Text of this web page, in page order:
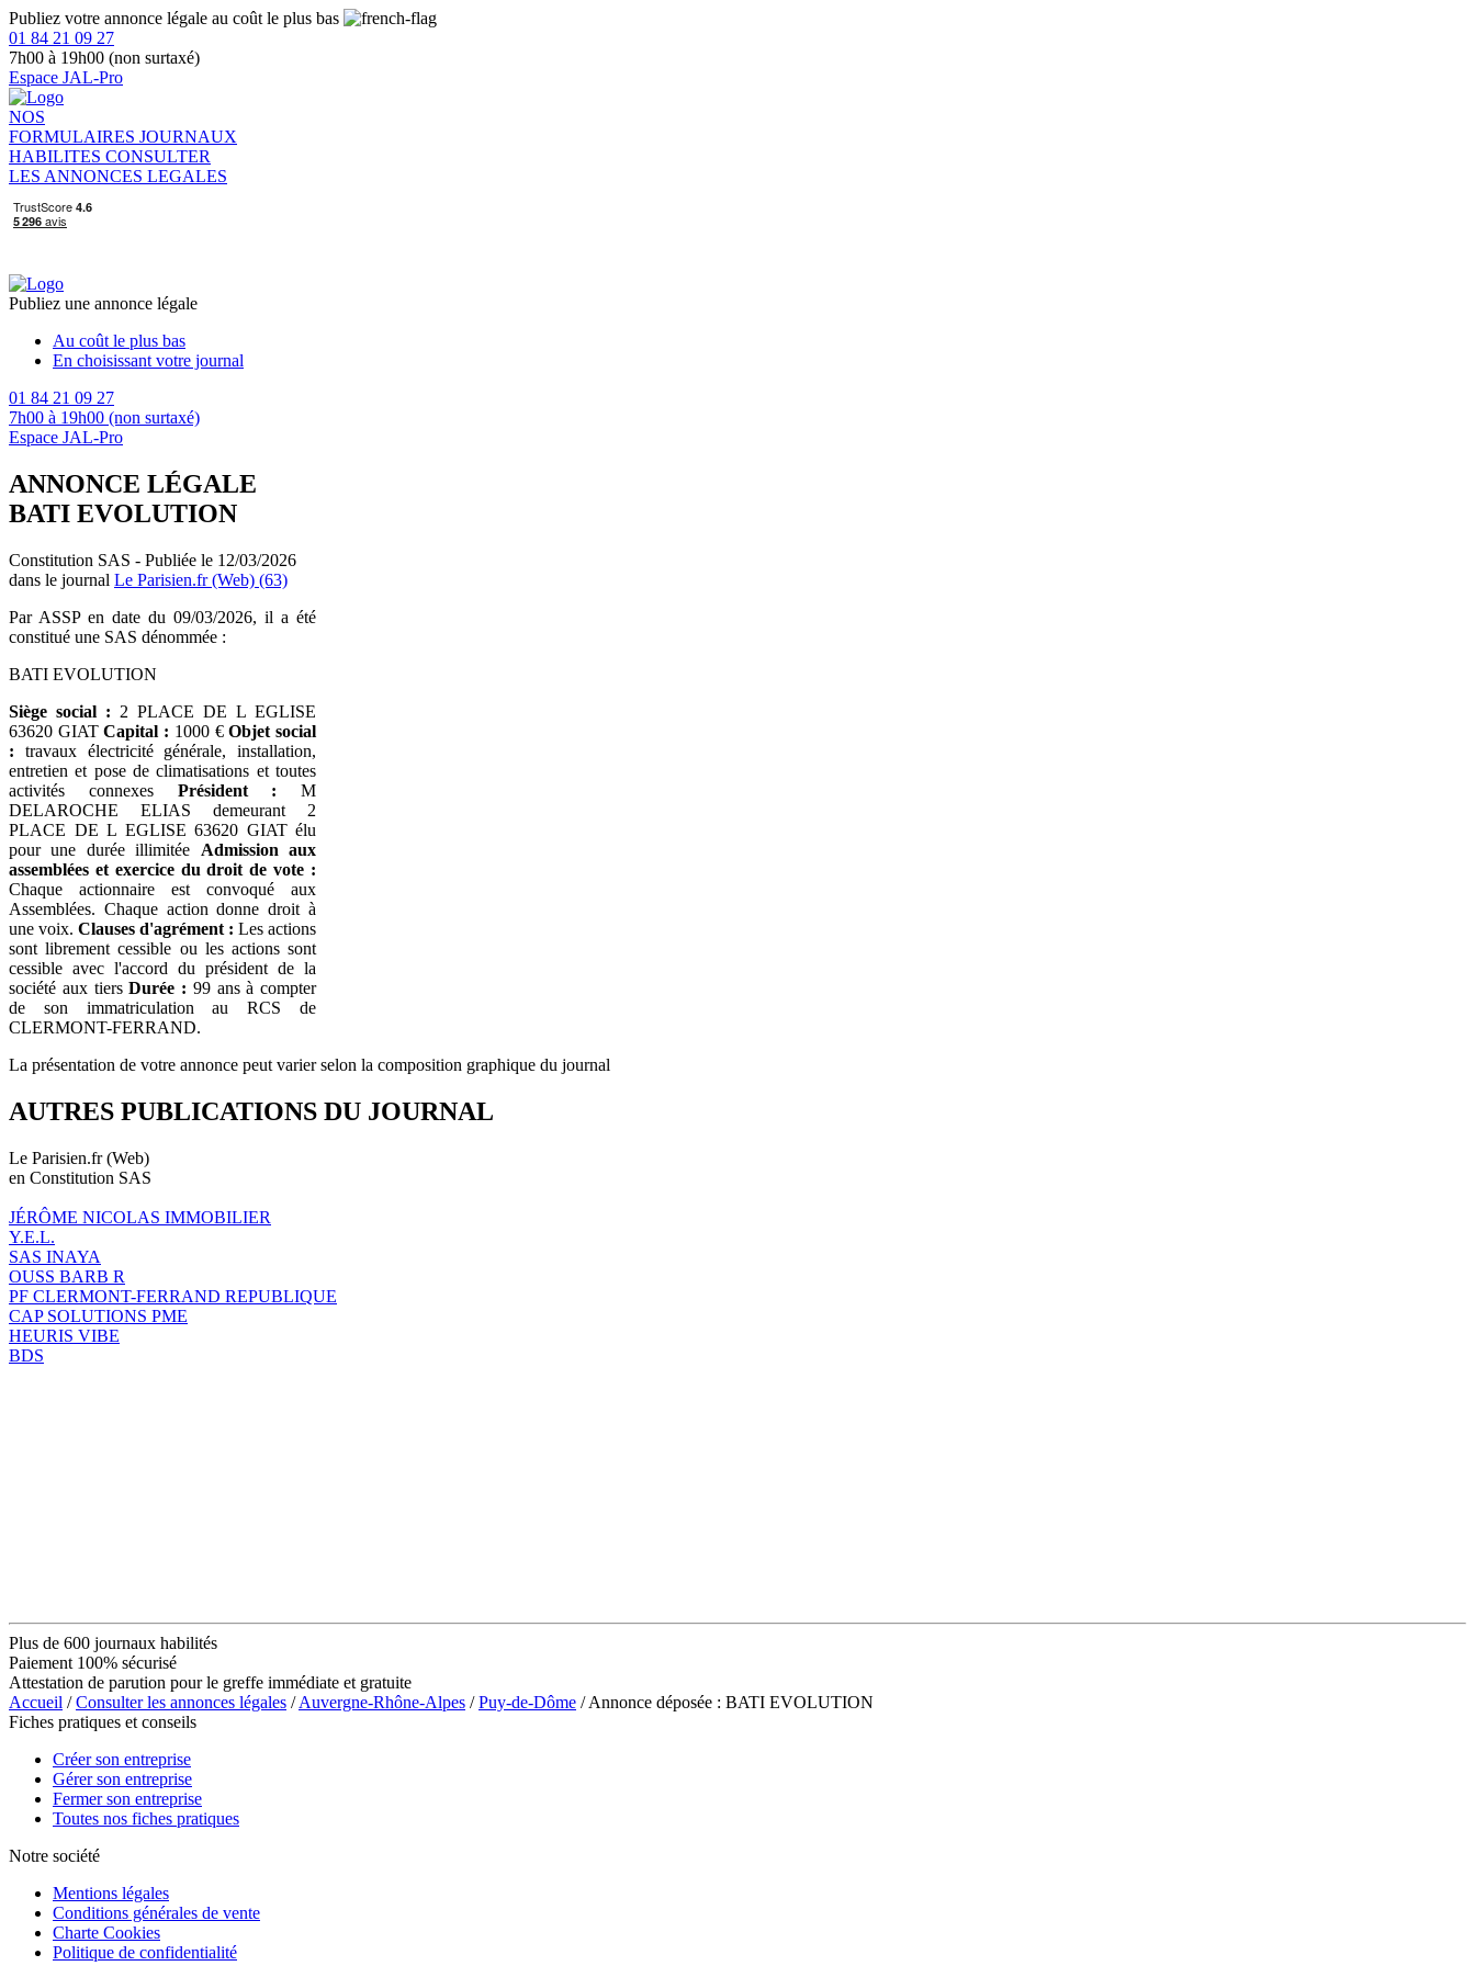
Publiez votre annonce légale au coût le plus bas
01 84 21 09 27
7h00 à 19h00 (non surtaxé)
Espace JAL-Pro
NOS
FORMULAIRES JOURNAUX
HABILITES CONSULTER
LES ANNONCES LEGALES
Publiez une annonce légale
Au coût le plus bas
En choisissant votre journal
01 84 21 09 27
7h00 à 19h00 (non surtaxé)
Espace JAL-Pro
ANNONCE LÉGALE
BATI EVOLUTION
Constitution SAS - Publiée le 12/03/2026
dans le journal Le Parisien.fr (Web) (63)
Par ASSP en date du 09/03/2026, il a été
constitué une SAS dénommée :
BATI EVOLUTION
Siège social : 2 PLACE DE L EGLISE
63620 GIATCapital : 1000 €Objet social
: travaux électricité générale, installation,
entretien et pose de climatisations et toutes
activités connexes Président : M
DELAROCHE ELIAS demeurant 2
PLACE DE L EGLISE 63620 GIAT élu
pour une durée illimitée Admission aux
assemblées et exercice du droit de vote :
Chaque actionnaire est convoqué aux
Assemblées. Chaque action donne droit à
une voix. Clauses d'agrément : Les actions
sont librement cessible ou les actions sont
cessible avec l'accord du président de la
société aux tiersDurée : 99 ans à compter
de son immatriculation au RCS de
CLERMONT-FERRAND.
La présentation de votre annonce peut varier selon la composition graphique du journal
AUTRES PUBLICATIONS DU JOURNAL
Le Parisien.fr (Web)
en Constitution SAS
JÉRÔME NICOLAS IMMOBILIER
Y.E.L.
SAS INAYA
OUSS BARB R
PF CLERMONT-FERRAND REPUBLIQUE
CAP SOLUTIONS PME
HEURIS VIBE
BDS
Plus de 600 journaux habilités
Paiement 100% sécurisé
Attestation de parution pour le greffe immédiate et gratuite
Accueil /Consulter les annonces légales /Auvergne-Rhône-Alpes /Puy-de-Dôme / Annonce déposée : BATI EVOLUTION
Fiches pratiques et conseils
Créer son entreprise
Gérer son entreprise
Fermer son entreprise
Toutes nos fiches pratiques
Notre société
Mentions légales
Conditions générales de vente
Charte Cookies
Politique de confidentialité